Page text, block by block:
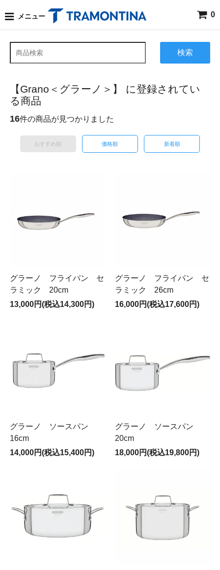
メニュー 0
検索
【Grano＜グラーノ＞】 に登録されてい
る商品
16件の商品が見つかりました
おすすめ順 価格順 新着順
グラーノ フライパン セ
ラミック 20cm
13,000円(税込14,300円)
グラーノ フライパン セ
ラミック 26cm
16,000円(税込17,600円)
グラーノ ソースパン
16cm
14,000円(税込15,400円)
グラーノ ソースパン
20cm
18,000円(税込19,800円)